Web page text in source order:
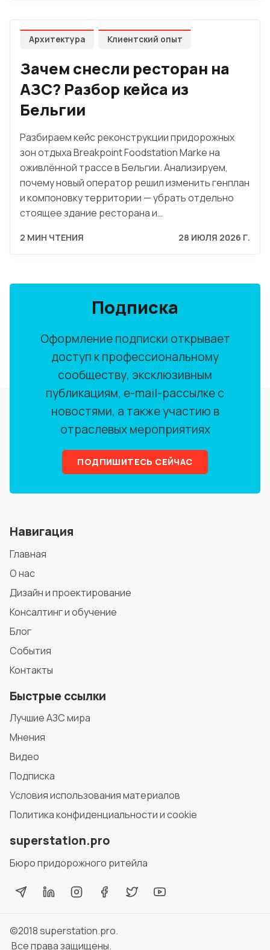
Архитектура Клиентский опыт
Зачем снесли ресторан на
АЗС? Разбор кейса из
Бельгии
Разбираем кейс реконструкции придорожных
зон отдыха Breakpoint Foodstation Marke на
оживлённой трассе в Бельгии. Анализируем,
почему новый оператор решил изменить генплан
и компоновку территории — убрать отдельно
стоящее здание ресторана и…
2 МИН ЧТЕНИЯ 28 ИЮЛЯ 2026 Г.
Подписка
Оформление подписки открывает
доступ к профессиональному
сообществу, эксклюзивным
публикациям, e-mail-рассылке с
новостями, а также участию в
отраслевых мероприятиях
ПОДПИШИТЕСЬ СЕЙЧАС
Навигация
Главная
О нас
Дизайн и проектирование
Консалтинг и обучение
Блог
События
Контакты
Быстрые ссылки
Лучшие АЗС мира
Мнения
Видео
Подписка
Условия использования материалов
Политика конфиденциальности и cookie
superstation.pro
Бюро придорожного ритейла
©2018superstation.pro.
Все права защищены.